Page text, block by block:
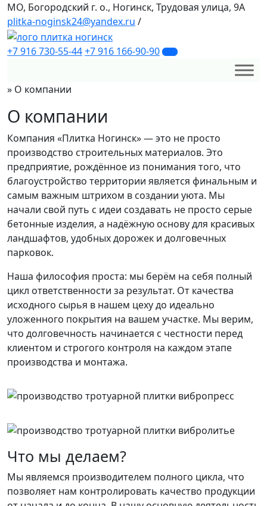
МО, Богородский г. о., Ногинск, Трудовая улица, 9А
plitka-noginsk24@yandex.ru /
+7 916 730-55-44+7 916 166-90-90
» О компании
О компании
Компания «Плитка Ногинск» — это не просто
производство строительных материалов. Это
предприятие, рождённое из понимания того, что
благоустройство территории является финальным и
самым важным штрихом в создании уюта. Мы
начали свой путь с идеи создавать не просто серые
бетонные изделия, а надёжную основу для красивых
ландшафтов, удобных дорожек и долговечных
парковок.
Наша философия проста: мы берём на себя полный
цикл ответственности за результат. От качества
исходного сырья в нашем цеху до идеально
уложенного покрытия на вашем участке. Мы верим,
что долговечность начинается с честности перед
клиентом и строгого контроля на каждом этапе
производства и монтажа.
Что мы делаем?
Мы являемся производителем полного цикла, что
позволяет нам контролировать качество продукции